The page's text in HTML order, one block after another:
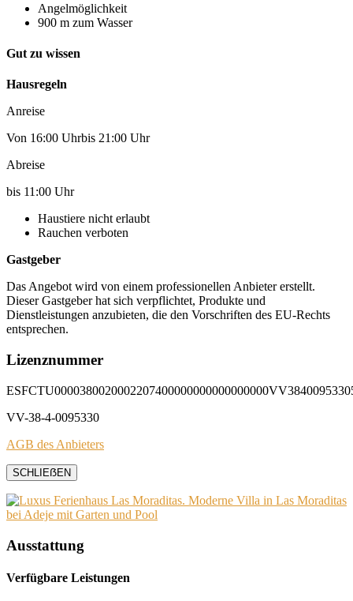
Angelmöglichkeit
900 m zum Wasser
Gut zu wissen
Hausregeln
Anreise
Von 16:00 Uhrbis 21:00 Uhr
Abreise
bis 11:00 Uhr
Haustiere nicht erlaubt
Rauchen verboten
Gastgeber
Das Angebot wird von einem professionellen Anbieter erstellt.
Dieser Gastgeber hat sich verpflichtet, Produkte und
Dienstleistungen anzubieten, die den Vorschriften des EU-Rechts
entsprechen.
Lizenznummer
VV-38-4-0095330
AGB des Anbieters
SCHLIEẞEN
Ausstattung
Verfügbare Leistungen